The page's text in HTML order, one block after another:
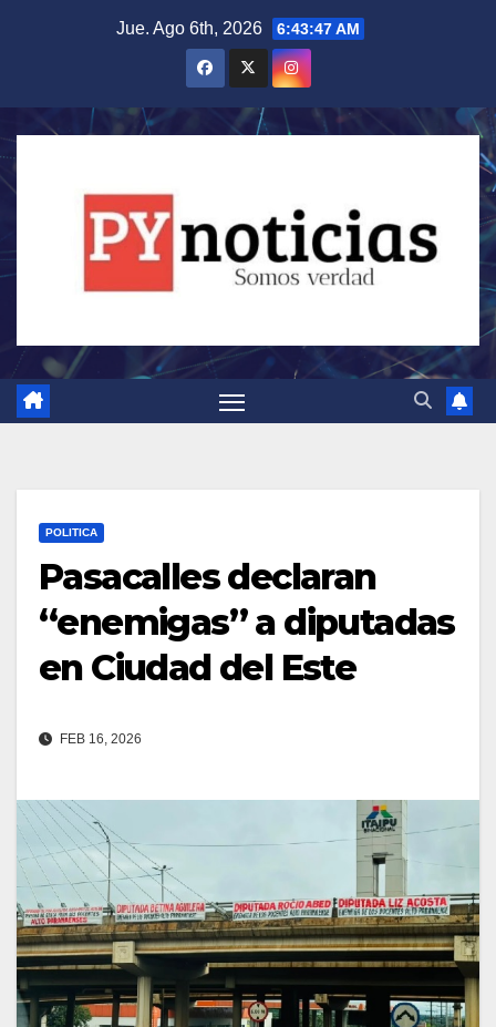
Jue. Ago 6th, 2026 6:43:48 AM
POLITICA
Pasacalles declaran
“enemigas” a diputadas
en Ciudad del Este
FEB 16, 2026